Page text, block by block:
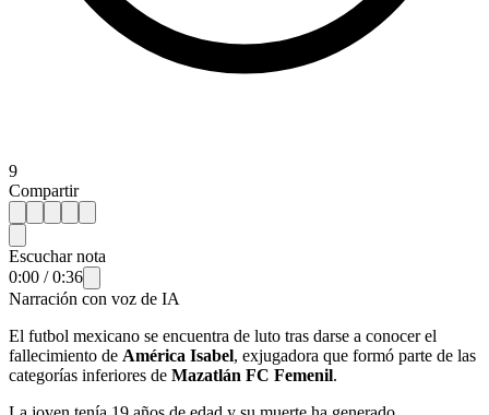
9
Compartir
Escuchar nota
0:00 /0:36
Narración con voz de IA
El futbol mexicano se encuentra de luto tras darse a conocer el
fallecimiento de América Isabel, exjugadora que formó parte de las
categorías inferiores de Mazatlán FC Femenil.